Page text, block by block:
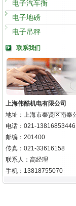
电子汽车衡
电子地磅
电子吊秤
联系我们
上海伟酷机电有限公司
地址：上海市奉贤区南奉
电话：021-13816853446
邮编：201400
传真：021-33616158
联系人：高经理
手机：13818755070